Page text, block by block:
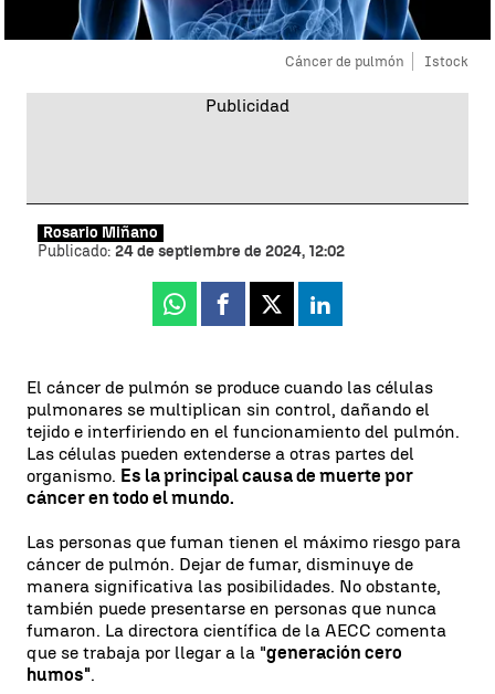
Cáncer de pulmón Istock
Rosario Miñano
Publicado: 24 de septiembre de 2024, 12:02
Whatsapp
Facebook
X Linkedin
El cáncer de pulmón se produce cuando las células
pulmonares se multiplican sin control, dañando el
tejido e interfiriendo en el funcionamiento del pulmón.
Las células pueden extenderse a otras partes del
organismo. Es la principal causa de muerte por
cáncer en todo el mundo.
Las personas que fuman tienen el máximo riesgo para
cáncer de pulmón. Dejar de fumar, disminuye de
manera significativa las posibilidades. No obstante,
también puede presentarse en personas que nunca
fumaron. La directora científica de la AECC comenta
que se trabaja por llegar a la "generación cero
humos".